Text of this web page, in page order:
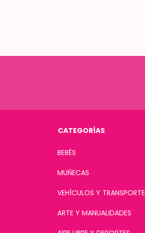
CATEGORÍAS
BEBÉS
MUÑECAS
VEHÍCULOS Y TRANSPORTE
ARTE Y MANUALIDADES